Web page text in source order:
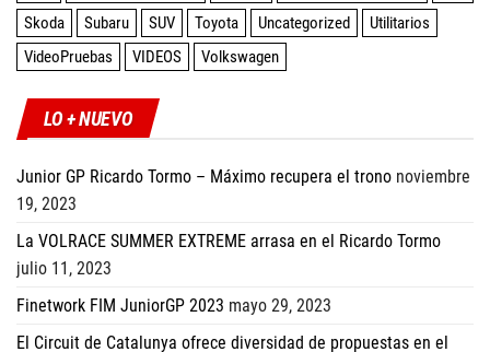
Skoda
Subaru SUV Toyota Uncategorized
Utilitarios
VideoPruebas
VIDEOS Volkswagen
LO + NUEVO
Junior GP Ricardo Tormo – Máximo recupera el trono noviembre
19, 2023
La VOLRACE SUMMER EXTREME arrasa en el Ricardo Tormo
julio 11, 2023
Finetwork FIM JuniorGP 2023 mayo 29, 2023
El Circuit de Catalunya ofrece diversidad de propuestas en el